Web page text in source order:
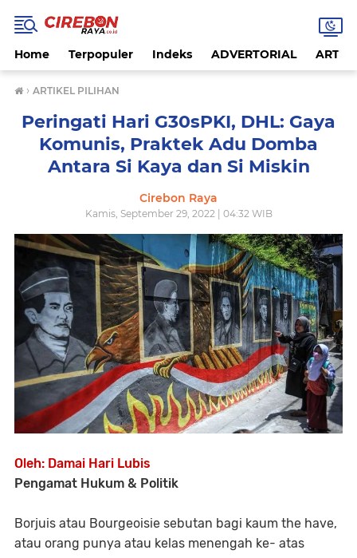
Home Terpopuler Indeks ADVERTORIAL
› ARTIKEL PILIHAN
Peringati Hari G30sPKI, DHL: Gaya
Komunis, Praktek Adu Domba
Antara Si Kaya dan Si Miskin
Cirebon Raya
Kamis, September 29, 2022 | 04:32 WIB
Oleh: Damai Hari Lubis
Pengamat Hukum & Politik
Borjuis atau Bourgeoisie sebutan bagi kaum the have,
atau orang punya atau kelas menengah ke- atas